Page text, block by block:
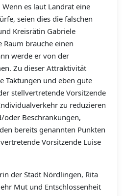
es laut Landrat eine
seien dies die falschen
Kreisrätin Gabriele
Raum brauche einen
werde er von der
Zu dieser Attraktivität
Taktungen und eben gute
stellvertretende Vorsitzende
zu reduzieren
oder Beschränkungen,
bereits genannten Punkten
Vorsitzende Luise
der Stadt Nördlingen, Rita
Mut und Entschlossenheit